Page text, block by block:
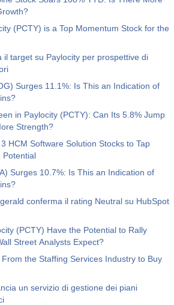
(PCTY) is a Top Momentum Stock for the
il target su Paylocity per prospettive di
Surges 11.1%: Is This an Indication of
in Paylocity (PCTY): Can Its 5.8% Jump
Strength?
HCM Software Solution Stocks to Tap
Potential
Surges 10.7%: Is This an Indication of
conferma il rating Neutral su HubSpot
(PCTY) Have the Potential to Rally
Street Analysts Expect?
From the Staffing Services Industry to Buy
un servizio di gestione dei piani